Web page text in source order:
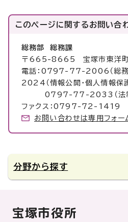
このページに関するお問い合
総務部 総務課
〒665-8665 宝塚市東洋
電話：0797-77-2006（総
2024（情報公開・個人情報保
0797-77-2033（法制
ファクス：0797-72-1419
お問い合わせは専用フォー
分野から探す
宝塚市役所